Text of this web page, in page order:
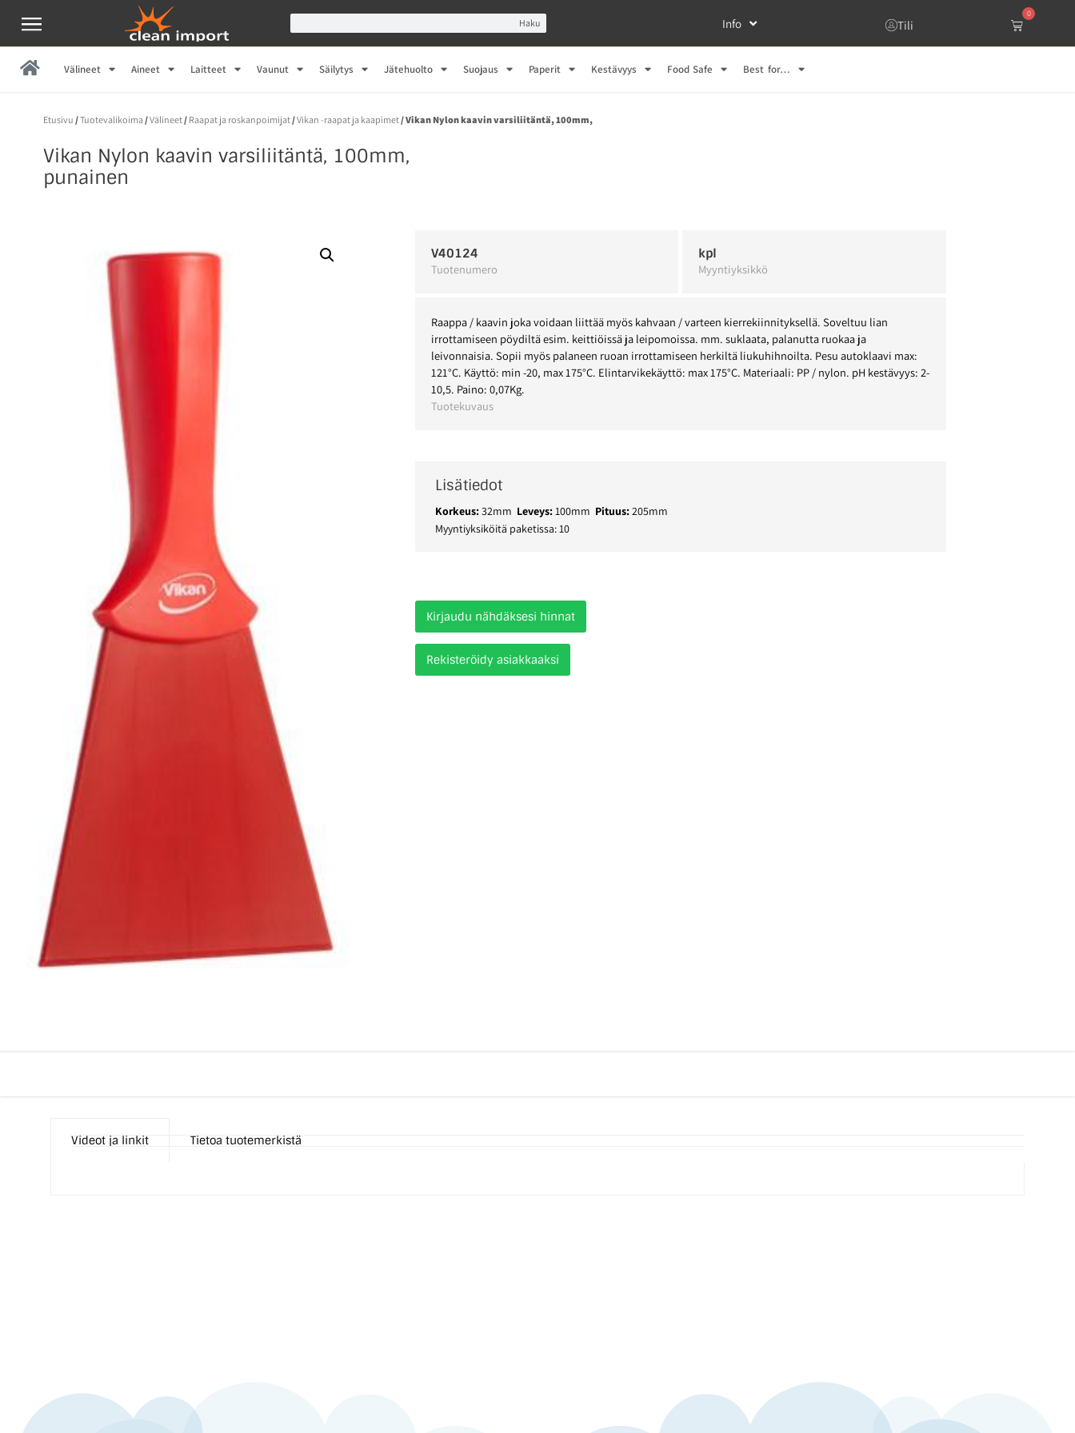
Haku Info Tili
0
Välineet Aineet Laitteet Vaunut Säilytys Jätehuolto Suojaus Paperit Kestävyys Food Safe Best for…
Etusivu /Tuotevalikoima/Välineet/ Raapat ja roskanpoimijat/Vikan -raapat ja kaapimet/ Vikan Nylon kaavin varsiliitäntä, 100mm,
Vikan Nylon kaavin varsiliitäntä, 100mm,
punainen
V40124
Tuotenumero
kpl
Myyntiyksikkö
Raappa / kaavin joka voidaan liittää myös kahvaan / varteen kierrekiinnityksellä. Soveltuu lian
irrottamiseen pöydiltä esim. keittiöissä ja leipomoissa. mm. suklaata, palanutta ruokaa ja
leivonnaisia. Sopii myös palaneen ruoan irrottamiseen herkiltä liukuhihnoilta. Pesu autoklaavi max:
121°C. Käyttö: min -20, max 175°C. Elintarvikekäyttö: max 175°C. Materiaali: PP / nylon. pH kestävyys: 2-
10,5. Paino: 0,07Kg.
Tuotekuvaus
Lisätiedot
Korkeus:32mm Leveys:100mm Pituus:205mm
Myyntiyksiköitä paketissa: 10
Kirjaudu nähdäksesi hinnat
Rekisteröidy asiakkaaksi
Videot ja linkit Tietoa tuotemerkistä